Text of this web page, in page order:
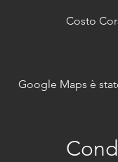
Costo
Google Maps è